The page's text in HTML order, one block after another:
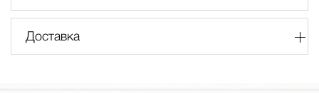
Доставка